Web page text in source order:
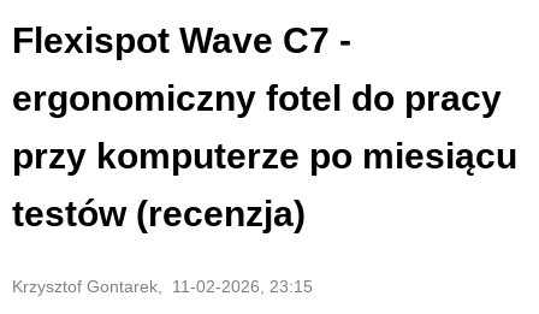
Flexispot Wave C7 -
ergonomiczny fotel do pracy
przy komputerze po miesiącu
testów (recenzja)
Krzysztof Gontarek, 11-02-2026, 23:15